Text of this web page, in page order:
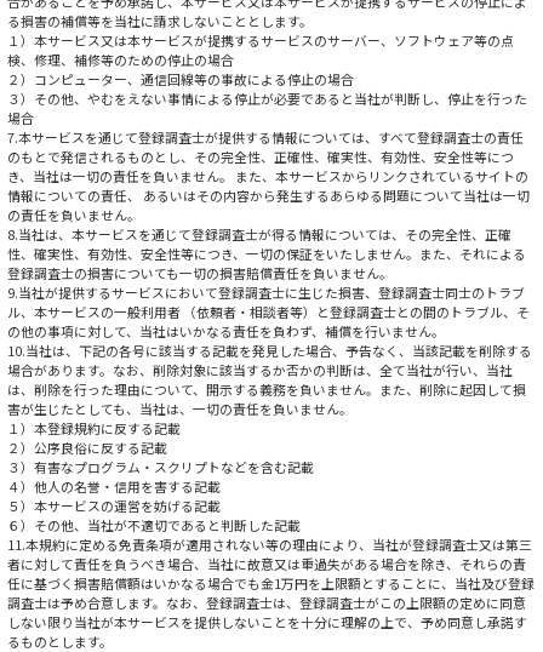
る損害の補償等を当社に請求しないこととします。
１）本サービス又は本サービスが提携するサービスのサーバー、ソフトウェア等の点
検、修理、補修等のための停止の場合
２）コンピューター、通信回線等の事故による停止の場合
３）その他、やむをえない事情による停止が必要であると当社が判断し、停止を行った
場合
7.本サービスを通じて登録調査士が提供する情報については、すべて登録調査士の責任
のもとで発信されるものとし、その完全性、正確性、確実性、有効性、安全性等につ
き、当社は一切の責任を負いません。 また、本サービスからリンクされているサイトの
情報についての責任、 あるいはその内容から発生するあらゆる問題について当社は一切
の責任を負いません。
8.当社は、本サービスを通じて登録調査士が得る情報については、その完全性、正確
性、確実性、有効性、安全性等につき、一切の保証をいたしません。また、それによる
登録調査士の損害についても一切の損害賠償責任を負いません。
9.当社が提供するサービスにおいて登録調査士に生じた損害、登録調査士同士のトラブ
ル、本サービスの一般利用者 （依頼者・相談者等）と登録調査士との間のトラブル、そ
の他の事項に対して、当社はいかなる責任を負わず、補償を行いません。
10.当社は、下記の各号に該当する記載を発見した場合、予告なく、当該記載を削除する
場合があります。なお、削除対象に該当するか否かの判断は、全て当社が行い、当社
は、削除を行った理由について、開示する義務を負いません。また、削除に起因して損
害が生じたとしても、当社は、一切の責任を負いません。
１）本登録規約に反する記載
２）公序良俗に反する記載
３）有害なプログラム・スクリプトなどを含む記載
４）他人の名誉・信用を害する記載
５）本サービスの運営を妨げる記載
６）その他、当社が不適切であると判断した記載
11.本規約に定める免責条項が適用されない等の理由により、当社が登録調査士又は第三
者に対して責任を負うべき場合、当社に故意又は重過失がある場合を除き、それらの責
任に基づく損害賠償額はいかなる場合でも金1万円を上限額とすることに、当社及び登録
調査士は予め合意します。なお、登録調査士は、登録調査士がこの上限額の定めに同意
しない限り当社が本サービスを提供しないことを十分に理解の上で、予め同意し承諾す
るものとします。